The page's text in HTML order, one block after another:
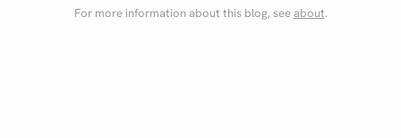
For more information about this blog, seeabout.